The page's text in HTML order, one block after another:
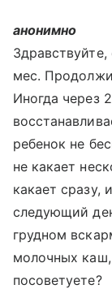
анонимно
мес.
Иногда через
ребенок не
не какает
какает сразу,
следующий
грудном
молочных
посоветуете?